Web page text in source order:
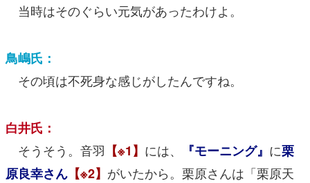
当時はそのぐらい元気があったわけよ。
鳥嶋氏：
その頃は不死身な感じがしたんですね。
白井氏：
そうそう。音羽 【※1】 には、 『モーニング』 に栗
原良幸さん 【※2】 がいたから。栗原さんは「栗原天